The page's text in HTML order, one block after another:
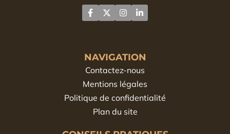
NAVIGATION
Contactez-nous
Mentions légales
Politique de confidentialité
Plan du site